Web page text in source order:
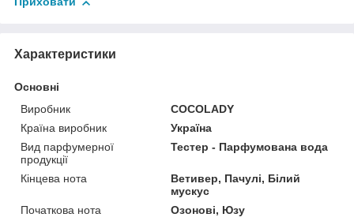
Характеристики
Основні
Виробник
COCOLADY
Країна виробник
Україна
Вид парфумерної
продукції
Тестер - Парфумована вода
Кінцева нота
Ветивер, Пачулі, Білий
мускус
Початкова нота
Озонові, Юзу